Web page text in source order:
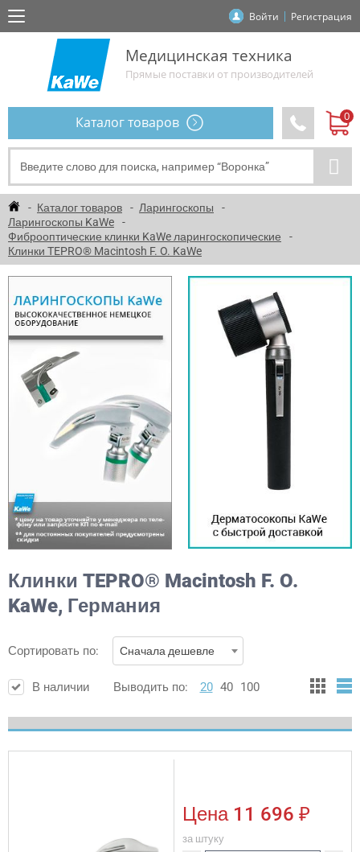
Войти Регистрация
Медицинская техника
Прямые поставки от производителей
Каталог товаров
Каталог товаров
Ларингоскопы
Ларингоскопы KaWe
Фиброоптические клинки KaWe ларингоскопические
Клинки TEPRO® Macintosh F. O. KaWe
Клинки TEPRO® Macintosh F. O.
KaWe, Германия
Сортировать по: Сначала дешевле
В наличии Выводить по: 20 40 100
Цена 11 696 ₽
за штуку